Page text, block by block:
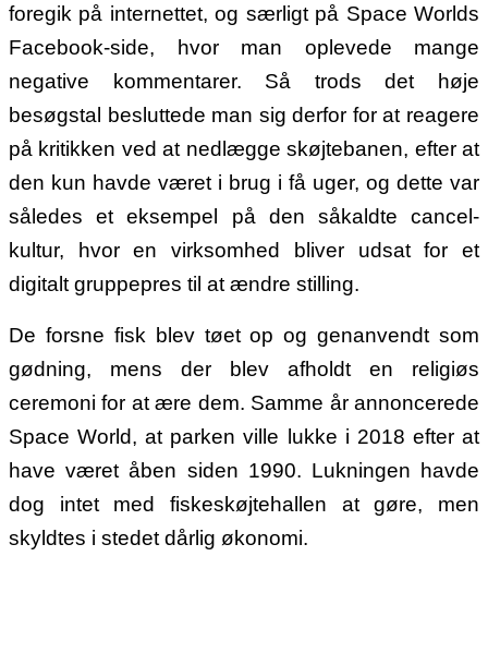
foregik på internettet, og særligt på Space Worlds
Facebook-side, hvor man oplevede mange
negative kommentarer. Så trods det høje
besøgstal besluttede man sig derfor for at reagere
på kritikken ved at nedlægge skøjtebanen, efter at
den kun havde været i brug i få uger, og dette var
således et eksempel på den såkaldte cancel-
kultur, hvor en virksomhed bliver udsat for et
digitalt gruppepres til at ændre stilling.
De forsne fisk blev tøet op og genanvendt som
gødning, mens der blev afholdt en religiøs
ceremoni for at ære dem. Samme år annoncerede
Space World, at parken ville lukke i 2018 efter at
have været åben siden 1990. Lukningen havde
dog intet med fiskeskøjtehallen at gøre, men
skyldtes i stedet dårlig økonomi.